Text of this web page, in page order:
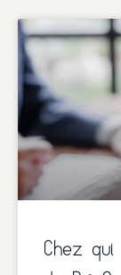
Chez